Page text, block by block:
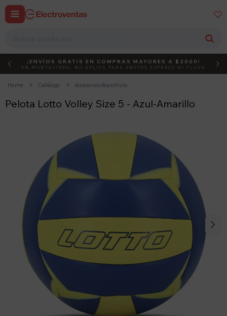
 
DEBUT ACTIVÁ EL CÓDIGO
¡ENVÍOS GRATIS EN COMPRAS MAYORES A $2000!
EN MONTEVIDEO, NO APLICA PARA ENVÍOS EXPRESS NI FLASH
Home Catálogo Accesorios deportivos
Pelota Lotto Volley Size 5 - Azul-Amarillo